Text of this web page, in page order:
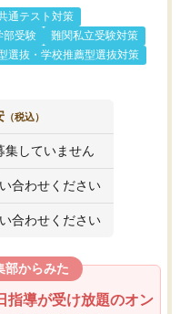
通テスト対策
部受験
難関私立受験対策
選抜・学校推薦型選抜対策
（税込）
集していません
合わせください
合わせください
部からみた
指導が受け放題のオン